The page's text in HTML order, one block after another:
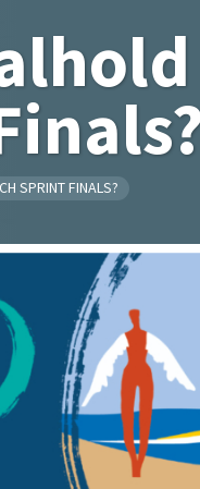
SPRINT FINALS?